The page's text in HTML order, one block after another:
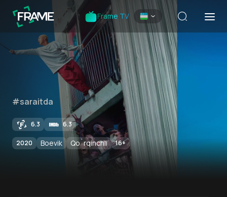
Frame TV
#saraitda
6.3 6.3
2020 Boevik Qo`rqinchli 16+